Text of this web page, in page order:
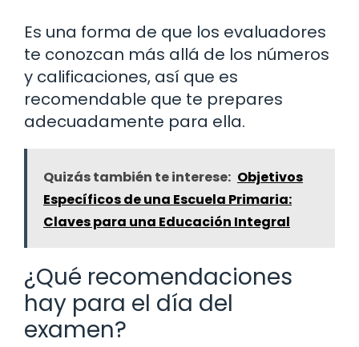
Es una forma de que los evaluadores
te conozcan más allá de los números
y calificaciones, así que es
recomendable que te prepares
adecuadamente para ella.
Quizás también te interese: Objetivos
Específicos de una Escuela Primaria:
Claves para una Educación Integral
¿Qué recomendaciones
hay para el día del
examen?